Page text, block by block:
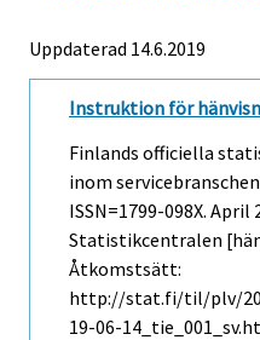
Uppdaterad 14.6.2019
Instruktion för
Finlands officiella
inom
ISSN=1799-098X. April
Statistikcentralen
Åtkomstsätt:
http://stat.fi/til/plv/
19-06-